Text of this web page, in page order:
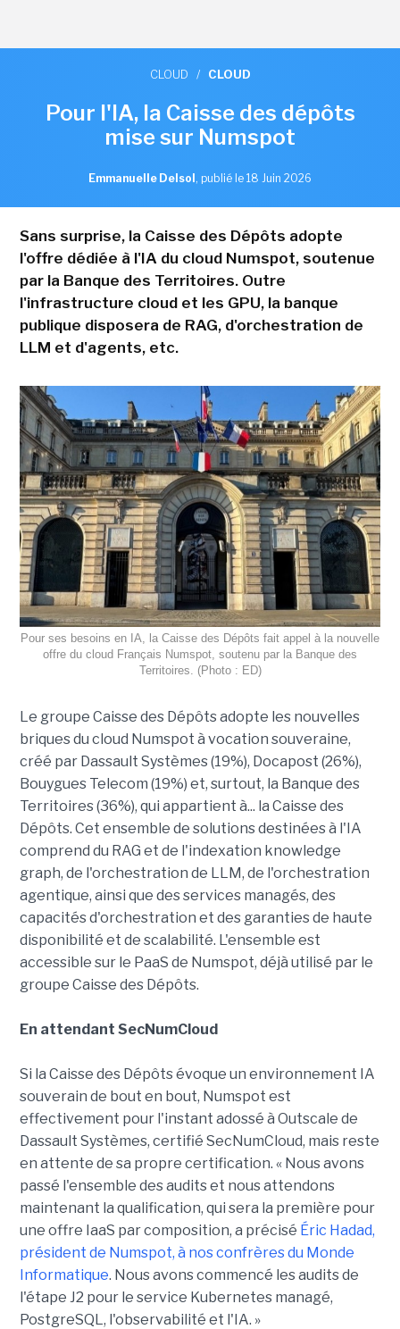
CLOUD / CLOUD
Pour l'IA, la Caisse des dépôts
mise sur Numspot
Emmanuelle Delsol , publié le 18 Juin 2026
Sans surprise, la Caisse des Dépôts adopte
l'offre dédiée à l'IA du cloud Numspot, soutenue
par la Banque des Territoires. Outre
l'infrastructure cloud et les GPU, la banque
publique disposera de RAG, d'orchestration de
LLM et d'agents, etc.
Pour ses besoins en IA, la Caisse des Dépôts fait appel à la nouvelle
offre du cloud Français Numspot, soutenu par la Banque des
Territoires. (Photo : ED)
Le groupe Caisse des Dépôts adopte les nouvelles
briques du cloud Numspot à vocation souveraine,
créé par Dassault Systèmes (19%), Docapost (26%),
Bouygues Telecom (19%) et, surtout, la Banque des
Territoires (36%), qui appartient à... la Caisse des
Dépôts. Cet ensemble de solutions destinées à l'IA
comprend du RAG et de l'indexation knowledge
graph, de l'orchestration de LLM, de l'orchestration
agentique, ainsi que des services managés, des
capacités d'orchestration et des garanties de haute
disponibilité et de scalabilité. L'ensemble est
accessible sur le PaaS de Numspot, déjà utilisé par le
groupe Caisse des Dépôts.
En attendant SecNumCloud
Si la Caisse des Dépôts évoque un environnement IA
souverain de bout en bout, Numspot est
effectivement pour l'instant adossé à Outscale de
Dassault Systèmes, certifié SecNumCloud, mais reste
en attente de sa propre certification. « Nous avons
passé l'ensemble des audits et nous attendons
maintenant la qualification, qui sera la première pour
une offre IaaS par composition, a précisé Éric Hadad,
président de Numspot, à nos confrères du Monde
Informatique. Nous avons commencé les audits de
l'étape J2 pour le service Kubernetes managé,
PostgreSQL, l'observabilité et l'IA. »